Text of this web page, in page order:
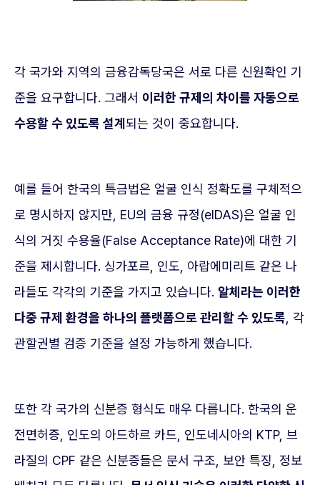
각 국가와 지역의 금융감독당국은 서로 다른 신원확인 기
준을 요구합니다. 그래서 이러한 규제의 차이를 자동으로
수용할 수 있도록 설계 되는 것이 중요합니다.
예를 들어 한국의 특금법은 얼굴 인식 정확도를 구체적으
로 명시하지 않지만, EU의 금융 규정(eIDAS)은 얼굴 인
식의 거짓 수용율(False Acceptance Rate)에 대한 기
준을 제시합니다. 싱가포르, 인도, 아랍에미리트 같은 나
라들도 각각의 기준을 가지고 있습니다. 알체라는 이러한
다중 규제 환경을 하나의 플랫폼으로 관리할 수 있도록 , 각
관할권별 검증 기준을 설정 가능하게 했습니다.
또한 각 국가의 신분증 형식도 매우 다릅니다. 한국의 운
전면허증, 인도의 아드하르 카드, 인도네시아의 KTP, 브
라질의 CPF 같은 신분증들은 문서 구조, 보안 특징, 정보